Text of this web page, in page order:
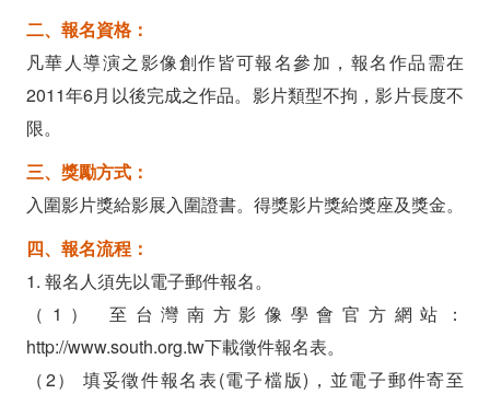
二、報名資格：
凡華人導演之影像創作皆可報名參加，報名作品需在
2011年6月以後完成之作品。影片類型不拘，影片長度不
限。
三、獎勵方式：
入圍影片獎給影展入圍證書。得獎影片獎給獎座及獎金。
四、報名流程：
1. 報名人須先以電子郵件報名。
（1） 至台灣南方影像學會官方網站：
http://www.south.org.tw下載徵件報名表。
（2） 填妥徵件報名表(電子檔版)，並電子郵件寄至